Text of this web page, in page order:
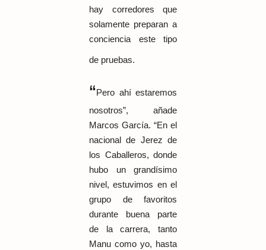
hay corredores que
solamente preparan a
conciencia este tipo
de pruebas.
“Pero ahí estaremos
nosotros”, añade
Marcos García. “En el
nacional de Jerez de
los Caballeros, donde
hubo un grandísimo
nivel, estuvimos en el
grupo de favoritos
durante buena parte
de la carrera, tanto
Manu como yo, hasta